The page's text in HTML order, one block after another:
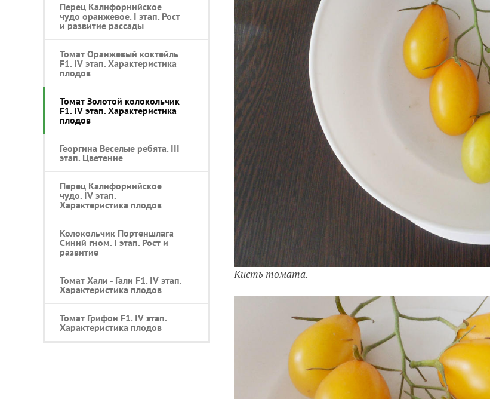
Перец Калифорнийское
чудо оранжевое. I этап. Рост
и развитие рассады
Томат Оранжевый коктейль
F1. IV этап. Характеристика
плодов
Томат Золотой колокольчик
F1. IV этап. Характеристика
плодов
Георгина Веселые ребята. III
этап. Цветение
Перец Калифорнийское
чудо. IV этап.
Характеристика плодов
Колокольчик Портеншлага
Синий гном. I этап. Рост и
развитие
Томат Хали - Гали F1. IV этап.
Характеристика плодов
Томат Грифон F1. IV этап.
Характеристика плодов
Кисть томата.